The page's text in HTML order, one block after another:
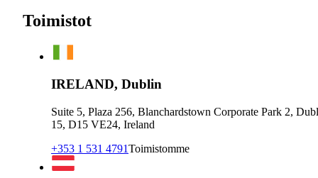
Toimistot
IRELAND, Dublin
Suite 5, Plaza 256, Blanchardstown Corporate Park 2,
15, D15 VE24, Ireland
+353 1 531 4791Toimistomme